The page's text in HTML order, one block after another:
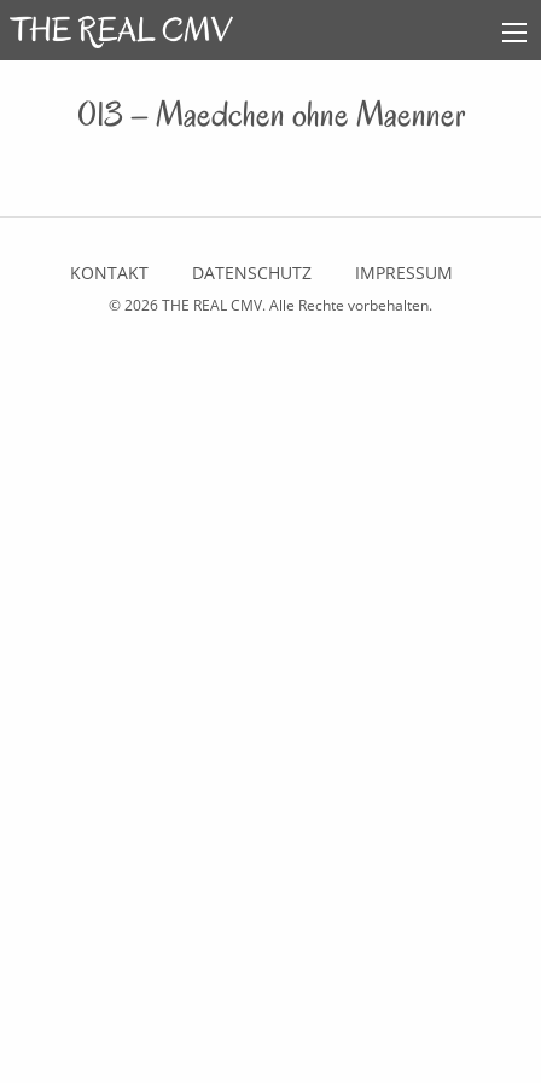
013 – Maedchen ohne Maenner
KONTAKT DATENSCHUTZ IMPRESSUM
© 2026THE REAL CMV. Alle Rechte vorbehalten.